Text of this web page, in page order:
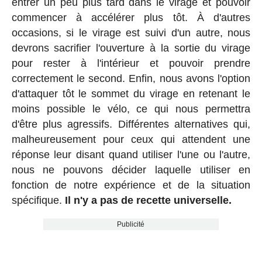
commencer à accélérer plus tôt. À d'autres
occasions, si le virage est suivi d'un autre, nous
devrons sacrifier l'ouverture à la sortie du virage
pour rester à l'intérieur et pouvoir prendre
correctement le second. Enfin, nous avons l'option
d'attaquer tôt le sommet du virage en retenant le
moins possible le vélo, ce qui nous permettra
d'être plus agressifs. Différentes alternatives qui,
malheureusement pour ceux qui attendent une
réponse leur disant quand utiliser l'une ou l'autre,
nous ne pouvons décider laquelle utiliser en
fonction de notre expérience et de la situation
spécifique. Il n'y a pas de recette universelle.
Publicité